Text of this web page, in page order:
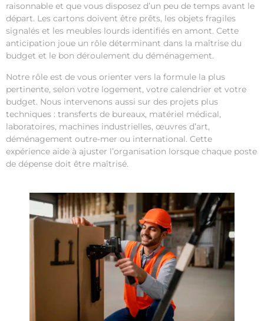
raisonnable et que vous disposez d’un peu de temps avant le
départ. Les cartons doivent être prêts, les objets fragiles
signalés et les meubles lourds identifiés en amont. Cette
anticipation joue un rôle déterminant dans la maîtrise du
budget et le bon déroulement du déménagement.
Notre rôle est de vous orienter vers la formule la plus
pertinente, selon votre logement, votre calendrier et votre
budget. Nous intervenons aussi sur des projets plus
techniques : transferts de bureaux, matériel médical,
laboratoires, machines industrielles, œuvres d’art,
déménagement outre-mer ou international. Cette
expérience aide à ajuster l’organisation lorsque chaque poste
de dépense doit être maîtrisé.